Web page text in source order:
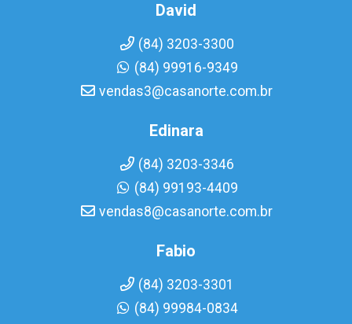
David
(84) 3203-3300
(84) 99916-9349
vendas3@casanorte.com.br
Edinara
(84) 3203-3346
(84) 99193-4409
vendas8@casanorte.com.br
Fabio
(84) 3203-3301
(84) 99984-0834